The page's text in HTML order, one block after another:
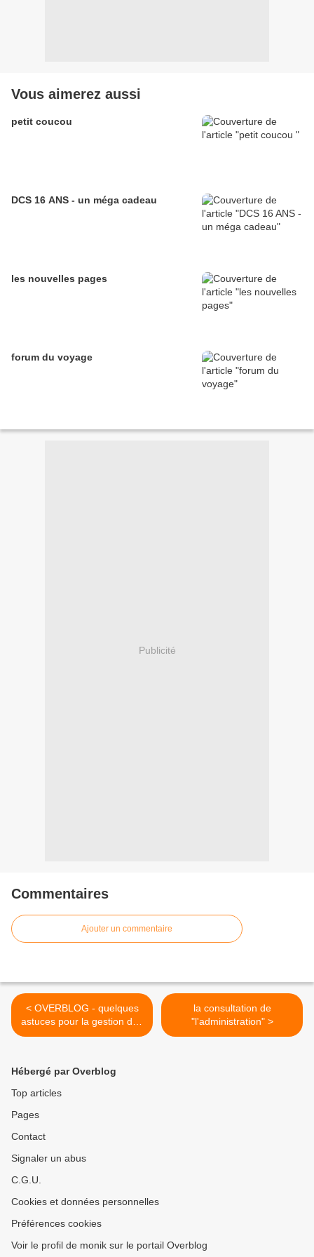
Vous aimerez aussi
petit coucou
DCS 16 ANS - un méga cadeau
les nouvelles pages
forum du voyage
Publicité
Commentaires
Ajouter un commentaire
< OVERBLOG - quelques
astuces pour la gestion des
articles
la consultation de
"l'administration" >
Hébergé par Overblog
Top articles
Pages
Contact
Signaler un abus
C.G.U.
Cookies et données personnelles
Préférences cookies
Voir le profil de monik sur le portail Overblog